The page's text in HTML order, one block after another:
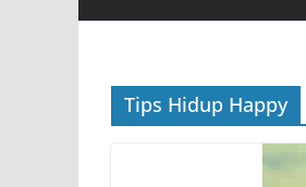
Tips Hidup Happy